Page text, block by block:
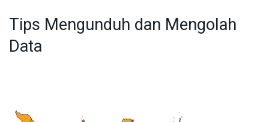
Tips Mengunduh dan Mengolah
Data